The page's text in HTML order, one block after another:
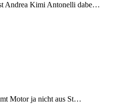
Andrea Kimi Antonelli dabe…
Motor ja nicht aus St…